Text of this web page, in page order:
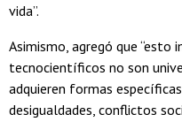
vida”.
Asimismo, agregó que “esto
tecnocientíficos no son
adquieren formas
desigualdades, conflictos